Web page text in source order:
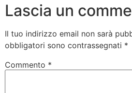
Lascia un
Il tuo indirizzo email non sarà
obbligatori sono contrassegnati *
Commento *